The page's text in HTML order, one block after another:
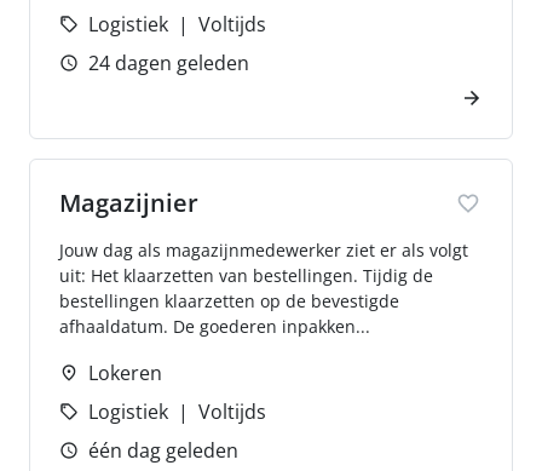
Logistiek
Voltijds
24 dagen geleden
Magazijnier
Jouw dag als magazijnmedewerker ziet er als volgt
uit: Het klaarzetten van bestellingen. Tijdig de
bestellingen klaarzetten op de bevestigde
afhaaldatum. De goederen inpakken...
Lokeren
Logistiek
Voltijds
één dag geleden